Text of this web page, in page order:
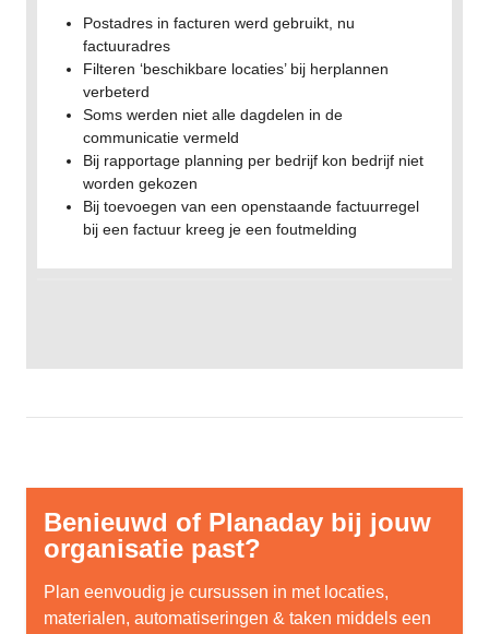
Postadres in facturen werd gebruikt, nu
factuuradres
Filteren ‘beschikbare locaties’ bij herplannen
verbeterd
Soms werden niet alle dagdelen in de
communicatie vermeld
Bij rapportage planning per bedrijf kon bedrijf niet
worden gekozen
Bij toevoegen van een openstaande factuurregel
bij een factuur kreeg je een foutmelding
Benieuwd of Planaday bij jouw
organisatie past?
Plan eenvoudig je cursussen in met locaties,
materialen, automatiseringen & taken middels een